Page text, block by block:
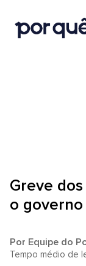
Greve
o governo
Por Equipe do
Tempo médio de